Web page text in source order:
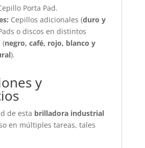
Porta Pad.
Cepillos adicionales (duro y
o discos en distintos
(negro, café, rojo, blanco y
).
y
de esta brilladora industrial
en múltiples tareas, tales